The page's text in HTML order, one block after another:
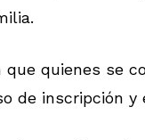
que quienes se
de inscripción y